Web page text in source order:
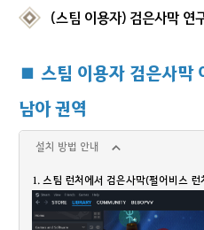
(스팀 이용자) 검은사막 연
■ 스팀 이용자 검은사막
남아 권역
설치 방법 안내
1. 스팀 런처에서 검은사막(펄어비스